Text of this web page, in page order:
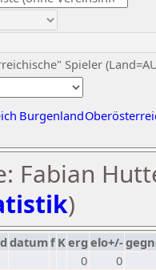
Spieler
Burgenland
Fabian
)
datumf Kerg elo+/-
0
0